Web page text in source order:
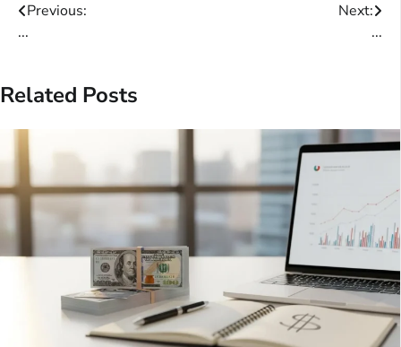
Post
Previous:
...
Next:
...
Related Posts